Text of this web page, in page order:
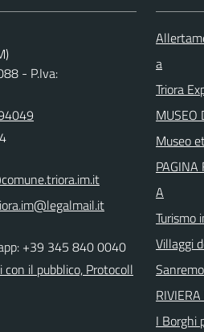
- P.Iva:
+39 345 840 0040
con il pubblico, Protocoll
a
Triora
MUSEO
Museo
PAGINA
A
Turismo
Villaggi
I Borghi